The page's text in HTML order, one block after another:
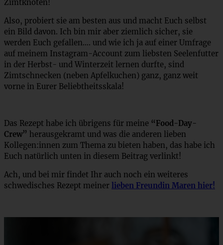
Zimtknoten!
Also, probiert sie am besten aus und macht Euch selbst
ein Bild davon. Ich bin mir aber ziemlich sicher, sie
werden Euch gefallen…. und wie ich ja auf einer Umfrage
auf meinem Instagram-Account zum liebsten Seelenfutter
in der Herbst- und Winterzeit lernen durfte, sind
Zimtschnecken (neben Apfelkuchen) ganz, ganz weit
vorne in Eurer Beliebtheitsskala!
Das Rezept habe ich übrigens für meine “Food-Day-
Crew” herausgekramt und was die anderen lieben
Kollegen:innen zum Thema zu bieten haben, das habe ich
Euch natürlich unten in diesem Beitrag verlinkt!
Ach, und bei mir findet Ihr auch noch ein weiteres
schwedisches Rezept meiner lieben Freundin Maren hier!